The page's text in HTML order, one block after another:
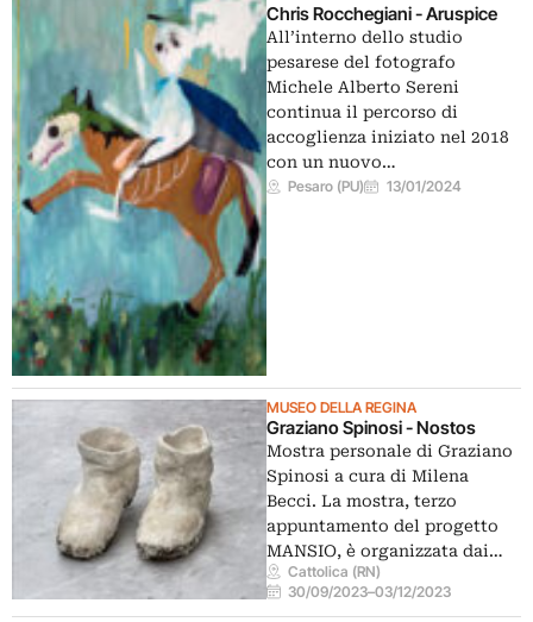
Chris Rocchegiani - Aruspice
All’interno dello studio
pesarese del fotografo
Michele Alberto Sereni
continua il percorso di
accoglienza iniziato nel 2018
con un nuovo…
Pesaro (PU) 13/01/2024
MUSEO DELLA REGINA
Graziano Spinosi - Nostos
Mostra personale di Graziano
Spinosi a cura di Milena
Becci. La mostra, terzo
appuntamento del progetto
MANSIO, è organizzata dai…
Cattolica (RN)
30/09/2023–03/12/2023